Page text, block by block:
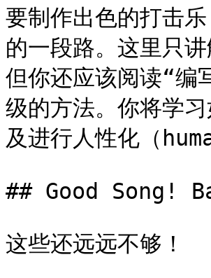
要制作出色的打击
的一段路。这里只
但你还应该阅读“编
级的方法。你将学
及进行人性化（
## Good Song!
这些还远远不够！